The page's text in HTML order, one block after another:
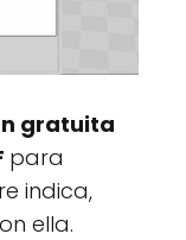
gratuita
para
indica,
ella.